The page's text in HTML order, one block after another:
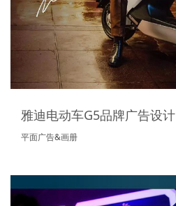
雅迪电动车G5品牌广告设计
平面广告&画册